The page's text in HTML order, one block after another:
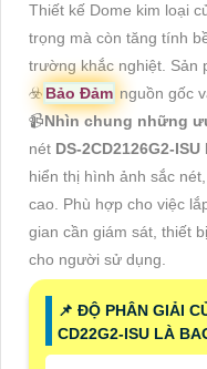
Thiết kế Dome kim loại
trọng mà còn tăng tính
trường khắc nghiệt. Sản
☣️ Bảo Đảm nguồn gốc
📹Nhìn chung những
nét DS-2CD2126G2-ISU
hiển thị hình ảnh sắc
cao. Phù hợp cho việc
gian cần giám sát, thiết
cho người sử dụng.
📌 ĐỘ PHÂN GIẢI
CD22G2-ISU LÀ